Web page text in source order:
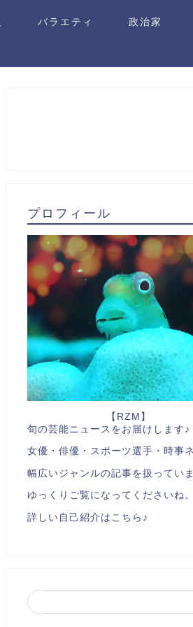
バラエティ 政治家
プロフィール
【RZM】
旬の芸能ニュースをお届けします♪
女優・俳優・スポーツ選手・時事
幅広いジャンルの記事を扱っていま
ゆっくりご覧になってくださいね。
詳しい自己紹介はこちら♪